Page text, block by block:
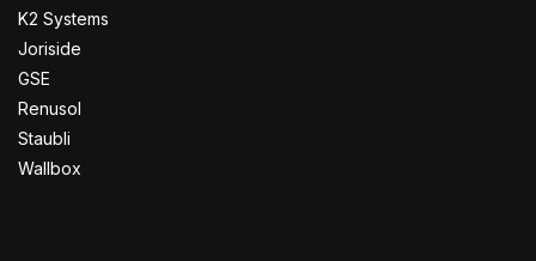
K2 Systems
Joriside
GSE
Renusol
Staubli
Wallbox